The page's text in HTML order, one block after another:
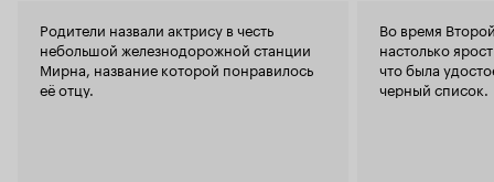
Родители назвали актрису в честь
небольшой железнодорожной станции
Мирна, название которой понравилось
её отцу.
Во время
настолько
что была
черный список.